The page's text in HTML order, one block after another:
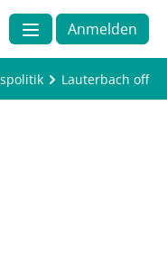
Anmelden
Lauterbach